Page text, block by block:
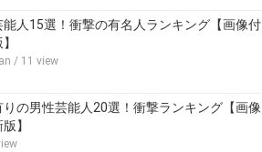
能人15選！衝撃の有名人ランキング【画像付
/ 11 view
りの男性芸能人20選！衝撃ランキング【画像
】